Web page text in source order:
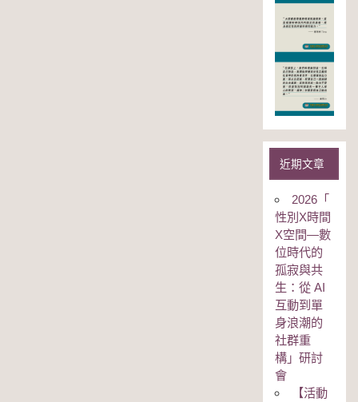
近期文章
2026「
性別Χ時間
Χ空間—數
位時代的
孤寂與共
生：從 AI
互動到單
身浪潮的
社群重
構」研討
會
【活動